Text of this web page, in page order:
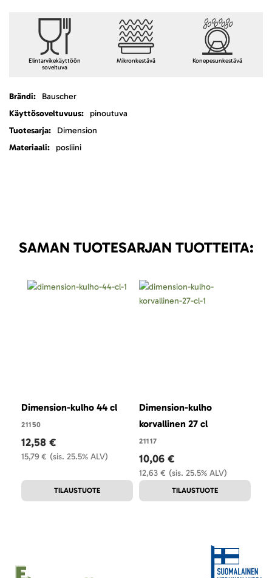
Elintarvikekäyttöön
soveltuva
Mikronkestävä Konepesunkestävä
LisätietojaBauscher
pinoutuva
Dimension
posliini
SAMAN TUOTESARJAN TUOTTEITA:
Dimension-kulho 44 cl
21150
(sis. 25.5% ALV)
15,79 €
12,58 €
TILAUSTUOTE
Dimension-kulho
korvallinen 27 cl
21117
(sis. 25.5% ALV)
12,63 €
10,06 €
TILAUSTUOTE